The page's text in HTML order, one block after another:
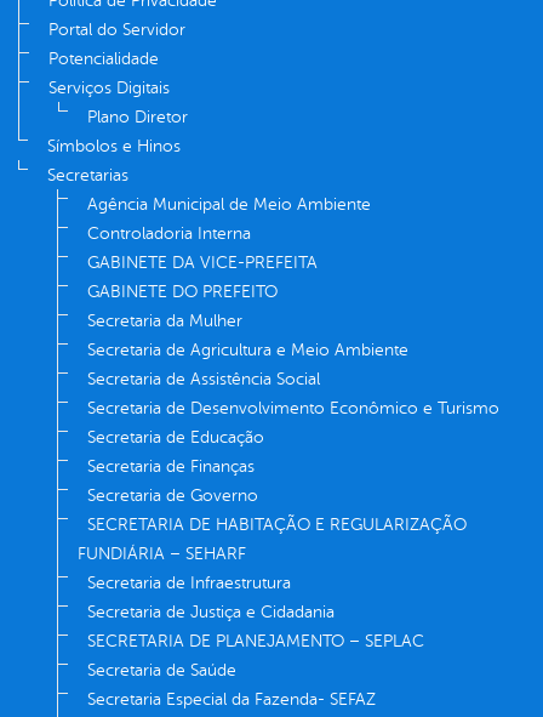
Portal do Servidor
Potencialidade
Serviços Digitais
Plano Diretor
Símbolos e Hinos
Secretarias
Agência Municipal de Meio Ambiente
Controladoria Interna
GABINETE DA VICE-PREFEITA
GABINETE DO PREFEITO
Secretaria da Mulher
Secretaria de Agricultura e Meio Ambiente
Secretaria de Assistência Social
Secretaria de Desenvolvimento Econômico e Turismo
Secretaria de Educação
Secretaria de Finanças
Secretaria de Governo
SECRETARIA DE HABITAÇÃO E REGULARIZAÇÃO
FUNDIÁRIA – SEHARF
Secretaria de Infraestrutura
Secretaria de Justiça e Cidadania
SECRETARIA DE PLANEJAMENTO – SEPLAC
Secretaria de Saúde
Secretaria Especial da Fazenda- SEFAZ